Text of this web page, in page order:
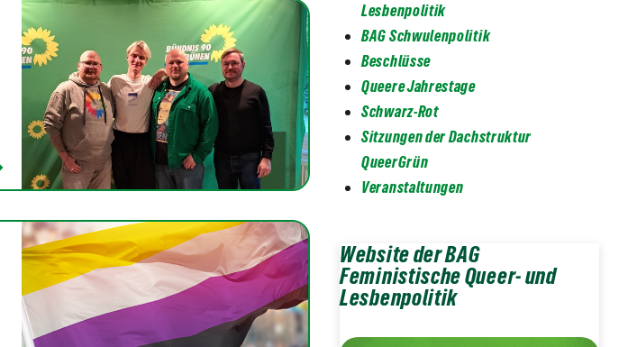
Lesbenpolitik
BAG Schwulenpolitik
Beschlüsse
Queere Jahrestage
Schwarz-Rot
Sitzungen der Dachstruktur
QueerGrün
Veranstaltungen
Website der BAG
Feministische Queer- und
Lesbenpolitik